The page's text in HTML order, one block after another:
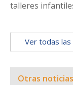
talleres
Ver todas las
Otras